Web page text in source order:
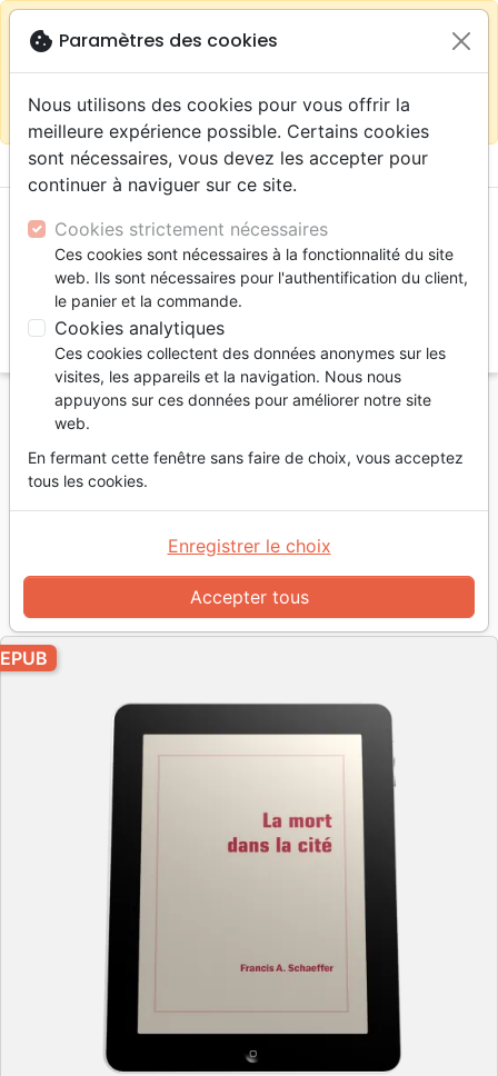
Continuer sur le site France close
warningSelon votre
localisation (États-
sur la boutique La Maison de la Bible Suisse
menu shopping_cart
Accueil Livres
Apologétique
La mort dans la cité
Francis August Schaeffer
Référence MB4503-EPUB EAN9782826002246
EditeurLa Maison de la Bible
EPUB
cookie Paramètres des cookies
Nous utilisons des cookies pour vous offrir la
meilleure expérience possible. Certains cookies
sont nécessaires, vous devez les accepter pour
continuer à naviguer sur ce site.
Cookies strictement nécessaires
Ces cookies sont nécessaires à la fonctionnalité du site
web. Ils sont nécessaires pour l'authentification du client,
le panier et la commande.
Cookies analytiques
Ces cookies collectent des données anonymes sur les
visites, les appareils et la navigation. Nous nous
appuyons sur ces données pour améliorer notre site
web.
En fermant cette fenêtre sans faire de choix, vous acceptez
tous les cookies.
Accepter tous
Enregistrer le choix